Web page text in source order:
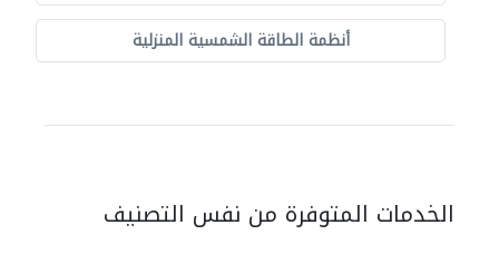
أنظمة الطاقة الشمسية المنزلية
الخدمات المتوفرة من نفس التصنيف